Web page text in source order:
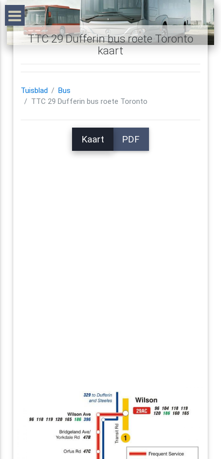
TTC 29 Dufferin bus roete Toronto
kaart
Tuisblad
Bus
TTC 29 Dufferin bus roete Toronto
Kaart PDF